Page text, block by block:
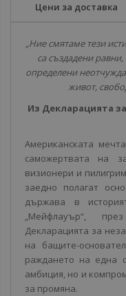
Цени за доставка
„Ние смятаме тези
са създадени равни,
определени
живот,
Из Декларацията
Американската
саможертвата на
визионери и
заедно полагат
държава в
„Мейфлауър“,
Декларацията за
на бащите-
раждането на една
амбиция, но и
за промяна.